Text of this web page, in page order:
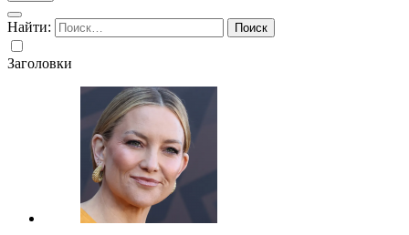
Найти:
Заголовки